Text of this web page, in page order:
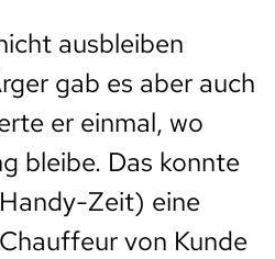
ausbleiben
gab es aber auch
er einmal, wo
bleibe. Das konnte
Zeit) eine
von Kunde